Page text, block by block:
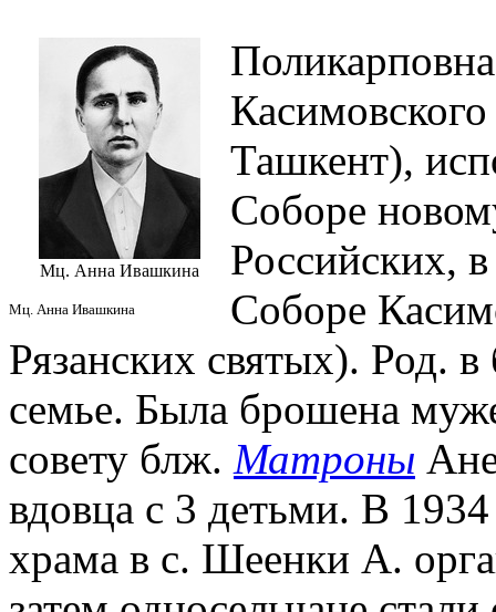
Мц. Анна Ивашкина
Мц. Анна Ивашкина
Ташкент),
Соборе
Российских,
Соборе
Рязанских святых). Род. в
семье. Была брошена
совету блж. Матроны
вдовца с 3 детьми. В
храма в с. Шеенки А.